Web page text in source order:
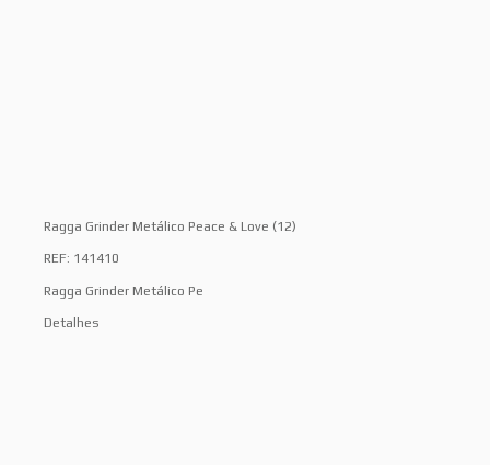
Ragga Grinder Metálico Peace & Love (12)
REF: 141410
Ragga Grinder Metálico Pe
Detalhes